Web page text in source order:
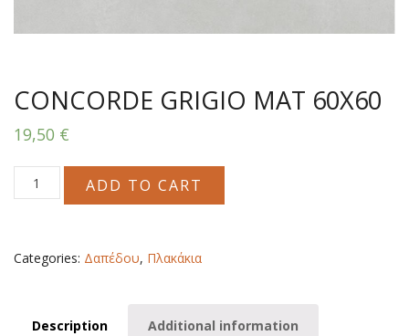
CONCORDE GRIGIO MAT 60X60
19,50 €
CONCORDE
GRIGIO
quantity
ADD TO CART
Categories: Δαπέδου, Πλακάκια
Description Additional information